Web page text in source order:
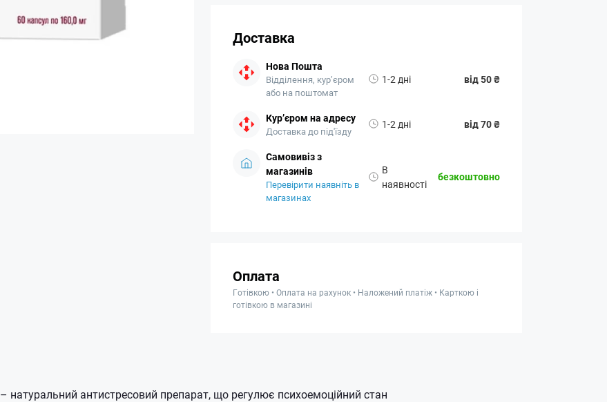
Доставка
Нова Пошта
Відділення, кур’єром
або на поштомат
1-2 дні від 50 ₴
Кур’єром на адресу
Доставка до під'їзду
1-2 дні від 70 ₴
Самовивіз з
магазинів
Перевірити наявніть в
магазинах
В
наявності
безкоштовно
Оплата
Готівкою • Оплата на рахунок • Наложений платіж • Карткою і
готівкою в магазині
– натуральний антистресовий препарат, що регулює психоемоційний стан